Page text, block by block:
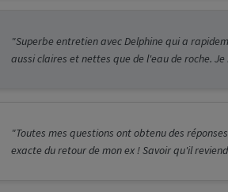
"Superbe entretien avec Delphine qui a
aussi claires et nettes que de l'eau de roche.
"Toutes mes questions ont obtenu des
exacte du retour de mon ex ! Savoir qu'il